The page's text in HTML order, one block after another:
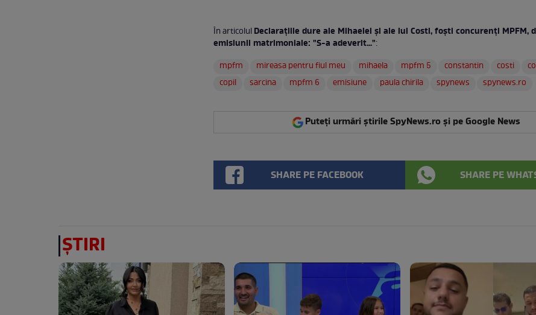
În articolulDeclaraţiile dure ale Mihaelei şi ale lui Costi, foşti concurenţi MPFM,
emisiunii matrimoniale: "S-a adeverit...":
mpfm
mireasa pentru fiul meu mihaela mpfm 5 constantin costi
copil
sarcina mpfm 6 emisiune paula chirila spynews spynews.ro
Puteți urmări știrile SpyNews.ro și pe Google News
SHARE PE FACEBOOK SHARE PE
ȘTIRI